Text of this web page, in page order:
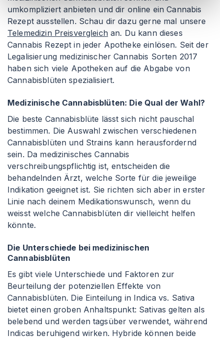
umkompliziert anbieten und dir online ein Cannabis
Rezept ausstellen. Schau dir dazu gerne mal unsere
Telemedizin Preisvergleich an. Du kann dieses
Cannabis Rezept in jeder Apotheke einlösen. Seit der
Legalisierung medizinischer Cannabis Sorten 2017
haben sich viele Apotheken auf die Abgabe von
Cannabisblüten spezialisiert.
Medizinische Cannabisblüten: Die Qual der Wahl?
Die beste Cannabisblüte lässt sich nicht pauschal
bestimmen. Die Auswahl zwischen verschiedenen
Cannabisblüten und Strains kann herausfordernd
sein. Da medizinisches Cannabis
verschreibungspflichtig ist, entscheiden die
behandelnden Ärzt, welche Sorte für die jeweilige
Indikation geeignet ist. Sie richten sich aber in erster
Linie nach deinem Medikationswunsch, wenn du
weisst welche Cannabisblüten dir vielleicht helfen
könnte.
Die Unterschiede bei medizinischen
Cannabisblüten
Es gibt viele Unterschiede und Faktoren zur
Beurteilung der potenziellen Effekte von
Cannabisblüten. Die Einteilung in Indica vs. Sativa
bietet einen groben Anhaltspunkt: Sativas gelten als
belebend und werden tagsüber verwendet, während
Indicas beruhigend wirken. Hybride können beide